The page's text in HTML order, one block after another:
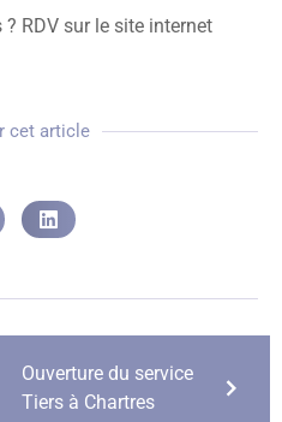
RDV sur le site internet
cet article
Ouverture du service
Tiers à Chartres